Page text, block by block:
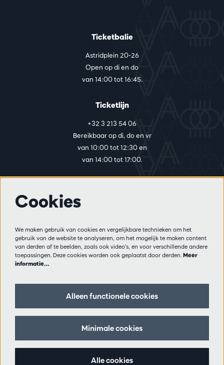
Ticketbalie
Astridplein 20-26
Open op di en do
van 14:00 tot 16:45.
Ticketlijn
+32 3 213 54 06
Bereikbaar op di, do en vr
van 10:00 tot 12:30 en
van 14:00 tot 17:00.
Privacy
Verkoopsvoorwaarden
Pers
Volg ons
Cookies
We maken gebruik van cookies en vergelijkbare technieken om het
gebruik van de website te analyseren, om het mogelijk te maken content
van derden af te beelden, zoals ook video’s, en voor verschillende andere
toepassingen. Deze cookies worden ook geplaatst door derden. Meer
informatie…
Alleen functionele cookies
Minimale cookies
Alle cookies